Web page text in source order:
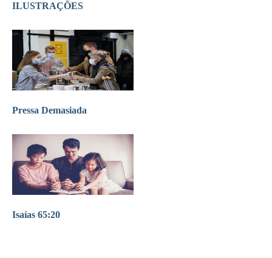
ILUSTRAÇÕES
Pressa Demasiada
Isaías 65:20